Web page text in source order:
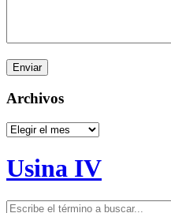
Archivos
Archivos
Usina IV